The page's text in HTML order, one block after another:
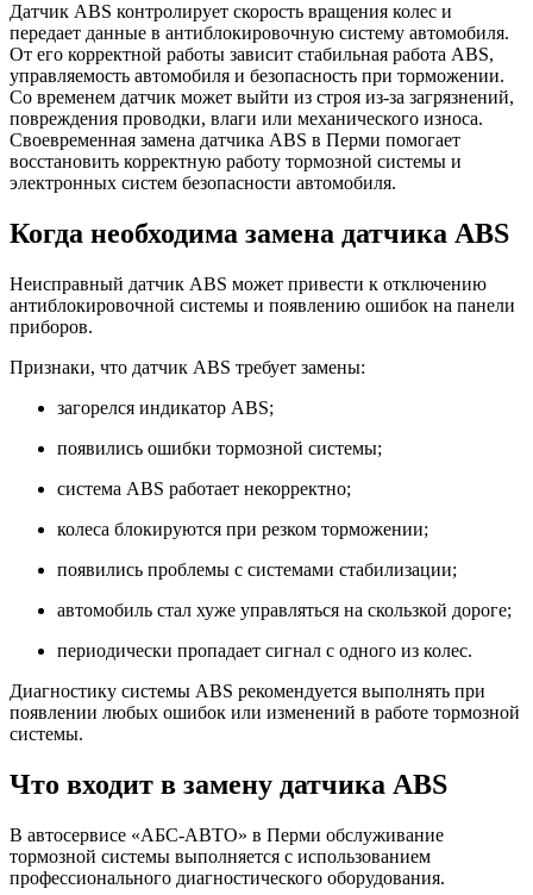
Датчик ABS контролирует скорость вращения колес и
передает данные в антиблокировочную систему автомобиля.
От его корректной работы зависит стабильная работа ABS,
управляемость автомобиля и безопасность при торможении.
Со временем датчик может выйти из строя из-за загрязнений,
повреждения проводки, влаги или механического износа.
Своевременная замена датчика ABS в Перми помогает
восстановить корректную работу тормозной системы и
электронных систем безопасности автомобиля.
Когда необходима замена датчика ABS
Неисправный датчик ABS может привести к отключению
антиблокировочной системы и появлению ошибок на панели
приборов.
Признаки, что датчик ABS требует замены:
загорелся индикатор ABS;
появились ошибки тормозной системы;
система ABS работает некорректно;
колеса блокируются при резком торможении;
появились проблемы с системами стабилизации;
автомобиль стал хуже управляться на скользкой дороге;
периодически пропадает сигнал с одного из колес.
Диагностику системы ABS рекомендуется выполнять при
появлении любых ошибок или изменений в работе тормозной
системы.
Что входит в замену датчика ABS
В автосервисе «АБС-АВТО» в Перми обслуживание
тормозной системы выполняется с использованием
профессионального диагностического оборудования.